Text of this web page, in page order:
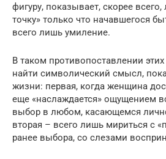
фигуру, показывает, скорее
точку» только что начавшегося
всего лишь умиление.
В таком противопоставлении
найти символический смысл,
жизни: первая, когда женщина
еще «наслаждается» ощущением
выбор в любом, касающемся
вторая – всего лишь мириться с
ранее выбора, со слезами